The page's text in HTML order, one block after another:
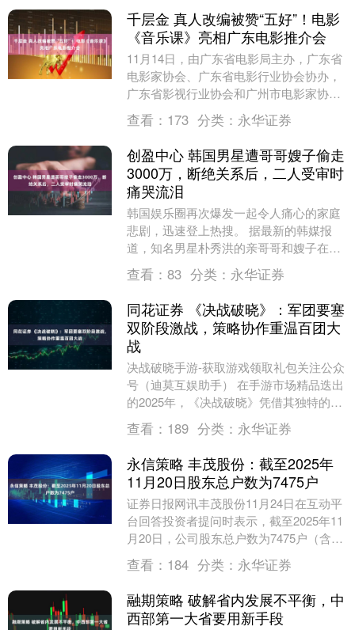
千层金 真人改编被赞“五好”！电影
《音乐课》亮相广东电影推介会
11月14日，由广东省电影局主办，广东省
电影家协会、广东省电影行业协会协办，
广东省影视行业协会和广州市电影家协会
支持，南方都市报社、南都娱乐、广东群
星影业传媒集....
查看： 173 分类： 永华证券
创盈中心 韩国男星遭哥哥嫂子偷走
3000万，断绝关系后，二人受审时
痛哭流泪
韩国娱乐圈再次爆发一起令人痛心的家庭
悲剧，迅速登上热搜。 据最新的韩媒报
道，知名男星朴秀洪的亲哥哥和嫂子在长
达十年的时间里，涉嫌挪用朴秀洪名下公
司资金及其个人片....
查看： 83 分类： 永华证券
同花证券 《决战破晓》：军团要塞
双阶段激战，策略协作重温百团大
战
决战破晓手游-获取游戏领取礼包关注公众
号（迪莫互娱助手） 在手游市场精品迭出
的2025年，《决战破晓》凭借其独特的军
团要塞玩法脱颖而出，以“双阶段策略攻
防”为核....
查看： 189 分类： 永华证券
永信策略 丰茂股份：截至2025年
11月20日股东总户数为7475户
证券日报网讯丰茂股份11月24日在互动平
台回答投资者提问时表示，截至2025年11
月20日，公司股东总户数为7475户（含信
用账户）。....
查看： 184 分类： 永华证券
融期策略 破解省内发展不平衡，中
西部第一大省要用新手段